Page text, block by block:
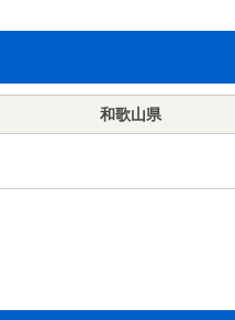
和歌山県